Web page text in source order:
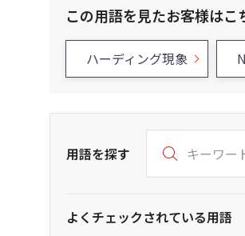
この用語を見たお客様は
ハーディング現象
用語を探す
よくチェックされている用語